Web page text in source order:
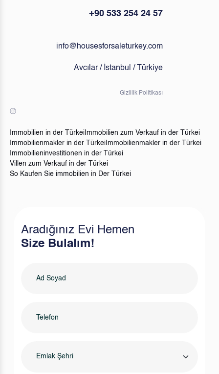
+90 533 254 24 57
info@housesforsaleturkey.com
Avcılar / İstanbul / Türkiye
Gizlilik Politikası
Immobilien in der Türkei Immobilien zum Verkauf in der Türkei
Immobilienmakler in der Türkei Immobilienmakler in der Türkei
Immobilieninvestitionen in der Türkei
Villen zum Verkauf in der Türkei
So Kaufen Sie immobilien in Der Türkei
Aradığınız Evi Hemen
Size Bulalım!
Emlak Şehri